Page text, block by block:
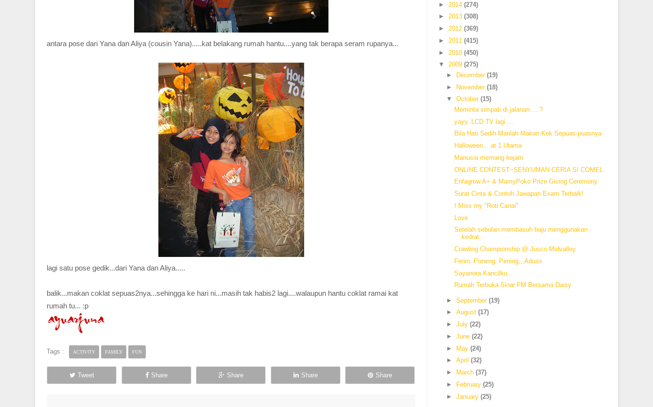
antara pose dari Yana dan Aliya (cousin Yana).....kat belakang rumah hantu....yang tak berapa seram rupanya...
lagi satu pose gedik...dari Yana dan Aliya.....
balik...makan coklat sepuas2nya...sehingga ke hari ni...masih tak habis2 lagi....walaupun hantu coklat ramai kat
rumah tu... :p
Tags : ACTIVITY FAMILY FUN
Tweet Share Share Share Share
► 2014(274)
►2013(308)
►2012(369)
► 2011(415)
► 2010(450)
▼2009(275)
►
December (19)
► November (18)
▼ October (15)
Meminta simpati di jalanan.....?
yayy..LCD TV lagi....
Bila Hati Sedih Marilah Makan Kek Sepuas-puasnya
Halloween....at 1 Utama
Manusia memang kejam
ONLINE CONTEST~SENYUMAN CERIA SI COMEL
Enfagrow A+ & MamyPoko Prize Giving Ceremony
Surat Cinta & Contoh Jawapan Exam Terbaik!
I Miss my "Roti Canai"
Love
Setelah sebulan membasuh baju menggunakan
kedrat...
Crawling Championship @ Jusco Midvalley
Fenin, Poneng, Pening,,,Aduss
Sayanora Kancilku...
Rumah Terbuka Sinar FM Bersama Daisy
► September (19)
► August (17)
► July (22)
► June (22)
► May (24)
► April (32)
►
March (37)
►
February (25)
► January (25)